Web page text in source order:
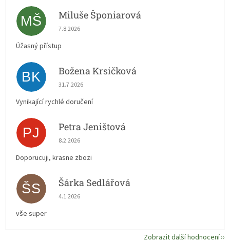
MŠ Miluše Šponiarová
Hodnocení obchodu je 5 z 5 hvězdiček.
7.8.2026
Úžasný přístup
BK Božena Krsičková
Hodnocení obchodu je 5 z 5 hvězdiček.
31.7.2026
Vynikající rychlé doručení
PJ Petra Jeništová
Hodnocení obchodu je 5 z 5 hvězdiček.
8.2.2026
Doporucuji, krasne zbozi
ŠS Šárka Sedlářová
Hodnocení obchodu je 5 z 5 hvězdiček.
4.1.2026
vše super
Zobrazit další hodnocení